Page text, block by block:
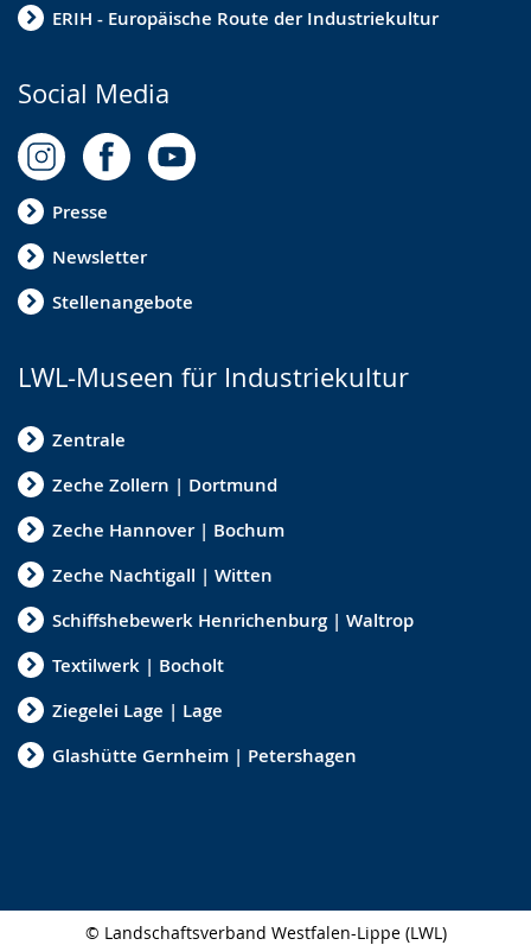
i
t
ERIH - Europäische Route der Industriekultur
Social Media
Presse
Newsletter
Stellenangebote
LWL-Museen für Industriekultur
Zentrale
Zeche Zollern | Dortmund
Zeche Hannover | Bochum
Zeche Nachtigall | Witten
Schiffshebewerk Henrichenburg | Waltrop
Textilwerk | Bocholt
Ziegelei Lage | Lage
Glashütte Gernheim | Petershagen
© Landschaftsverband Westfalen-Lippe (LWL)